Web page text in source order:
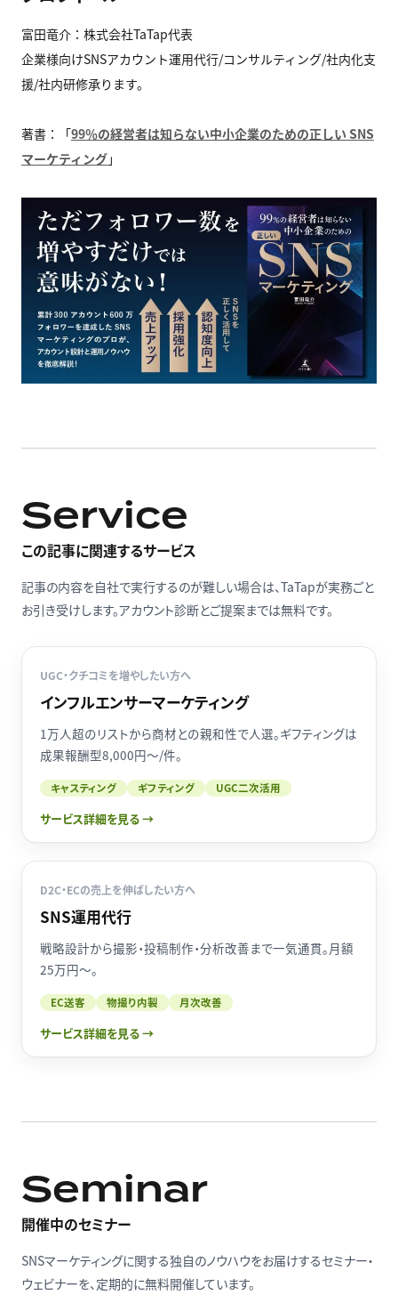
富田竜介：株式会社TaTap代表
企業様向けSNSアカウント運用代行/コンサルティング/社内化支
援/社内研修承ります。
著書：「99％の経営者は知らない中小企業のための正しい SNS
マーケティング」
Service
この記事に関連するサービス
記事の内容を自社で実行するのが難しい場合は、TaTapが実務ごと
お引き受けします。アカウント診断とご提案までは無料です。
UGC・クチコミを増やしたい方へ
インフルエンサーマーケティング
1万人超のリストから商材との親和性で人選。ギフティングは
成果報酬型8,000円〜/件。
キャスティング ギフティング UGC二次活用
サービス詳細を見る →
D2C・ECの売上を伸ばしたい方へ
SNS運用代行
戦略設計から撮影・投稿制作・分析改善まで一気通貫。月額
25万円〜。
EC送客 物撮り内製 月次改善
サービス詳細を見る →
Seminar
開催中のセミナー
SNSマーケティングに関する独自のノウハウをお届けするセミナー・
ウェビナーを、定期的に無料開催しています。